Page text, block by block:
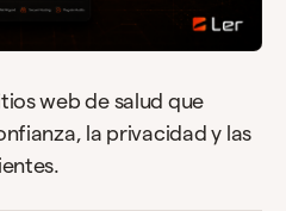
web de salud que
la privacidad y las